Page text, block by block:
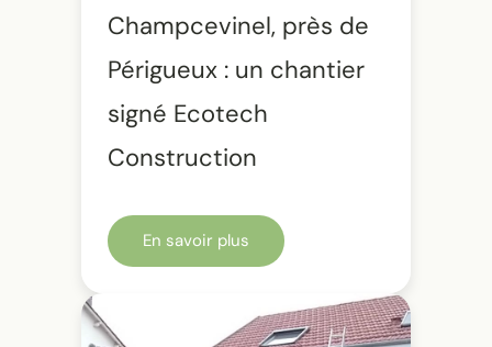
Champcevinel, près de
Périgueux : un chantier
signé Ecotech
Construction
En savoir plus